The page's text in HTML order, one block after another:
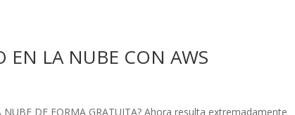
EN LA NUBE CON AWS
NUBE DE FORMA GRATUITA? Ahora resulta extremadamente